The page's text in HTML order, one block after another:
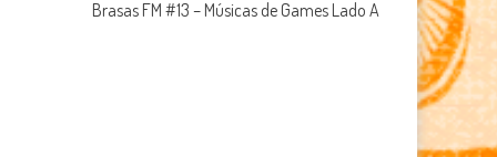
Brasas FM #13 – Músicas de Games Lado A